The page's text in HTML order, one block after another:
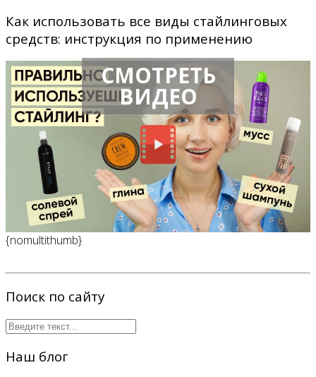
Как использовать все виды стайлинговых
средств: инструкция по применению
СМОТРЕТЬ
ВИДЕО
{nomultithumb}
Поиск по сайту
Наш блог